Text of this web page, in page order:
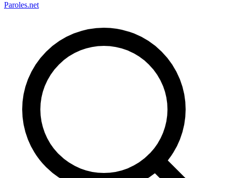
Paroles.net